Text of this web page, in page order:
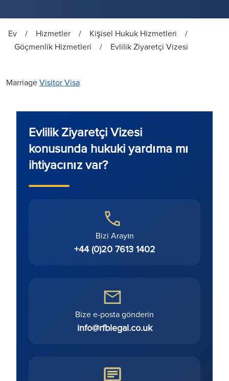
Ev / Hizmetler / Kişisel Hukuk Hizmetleri
/
Göçmenlik Hizmetleri
/ Evlilik Ziyaretçi Vizesi
MarriageVisitor Visa
Evlilik Ziyaretçi Vizesi
konusunda hukuki yardıma mı
ihtiyacınız var?
Bizi Arayın
+44 (0)20 7613 1402
Bize e-posta gönderin
info@rfblegal.co.uk